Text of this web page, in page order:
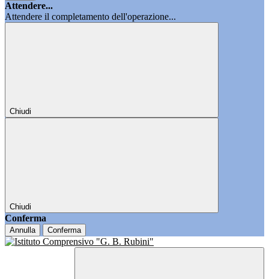
Attendere...
Attendere il completamento dell'operazione...
Chiudi
Chiudi
Conferma
Annulla Conferma